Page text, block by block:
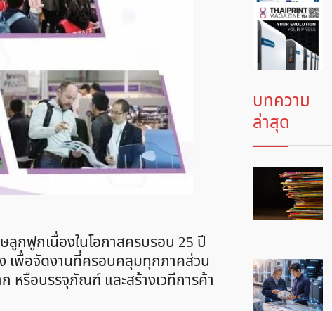
ลูกฟูกเนื่องในโอกาสครบรอบ 25 ปี
เพื่อจัดงานที่ครอบคลุมทุกภาคส่วน
หรือบรรจุภัณฑ์ และสร้างเวทีการค้า
บทความ
ล่าสุด